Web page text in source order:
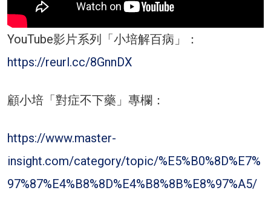
YouTube影片系列「小培解百病」：
https://reurl.cc/8GnnDX
顧小培「對症不下藥」專欄：
https://www.master-
insight.com/category/topic/%E5%B0%8D%E7%
97%87%E4%B8%8D%E4%B8%8B%E8%97%A5/